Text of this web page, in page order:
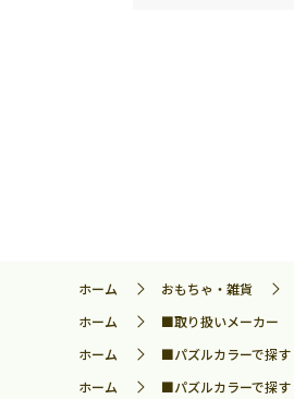
ホーム おもちゃ・雑貨
ホーム
■取り扱いメーカー
ホーム
■パズルカラーで探す
ホーム
■パズルカラーで探す